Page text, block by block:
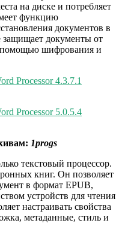
на диске и потребляет
функцию
документов в
защищает документы от
помощью шифрования и
Processor 4.3.7.1
Processor 5.0.5.4
1progs
текстовый процессор.
книг. Он позволяет
в формат EPUB,
устройств для чтения
настраивать свойства
метаданные, стиль и